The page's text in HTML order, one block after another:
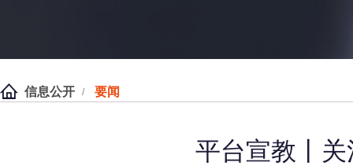
信息公开 / 要闻
平台宣教丨